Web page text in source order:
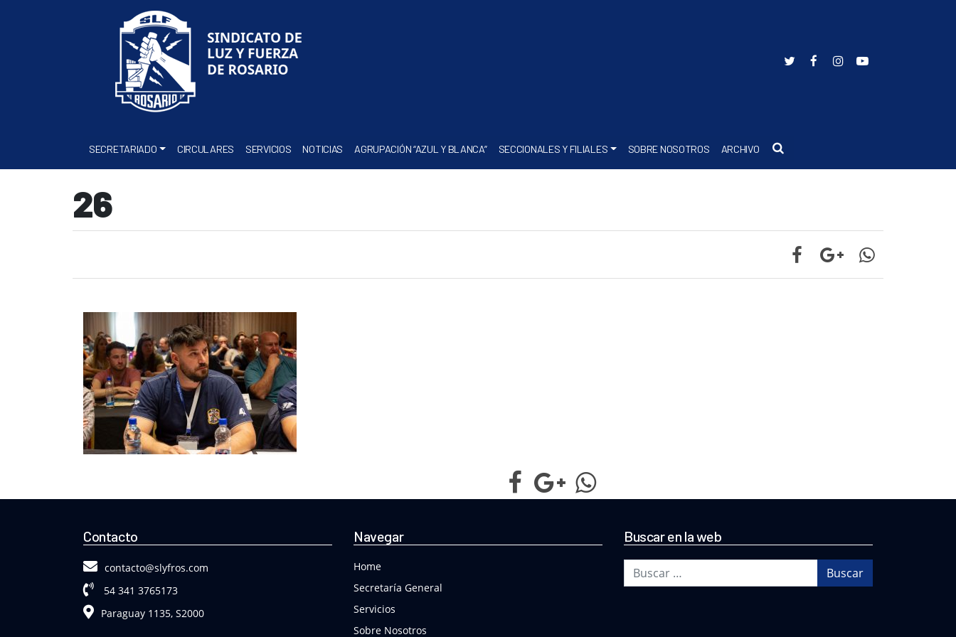
SECRETARIADO CIRCULARES SERVICIOS NOTICIAS AGRUPACIÓN “AZUL Y BLANCA” SECCIONALES Y FILIALES SOBRE NOSOTROS ARCHIVO Buscar
26
Contacto
contacto@slyfros.com
54 341 3765173
Paraguay 1135, S2000
Navegar
Home
Secretaría General
Servicios
Sobre Nosotros
Buscar en la web
Buscar